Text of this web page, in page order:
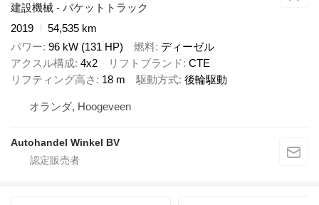
建設機械 - バケットトラック
2019
54,535 km
パワー 96 kW (131 HP) 燃料 ディーゼル
アクスル構成 4x2 リフトブランド CTE
リフティング高さ
18 m 駆動方式 後輪駆動
オランダ, Hoogeveen
Autohandel Winkel BV